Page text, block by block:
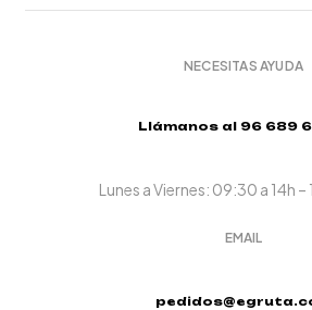
NECESITAS AYUDA
Llámanos al 96 689
Lunes a Viernes: 09:30 a 14h –
EMAIL